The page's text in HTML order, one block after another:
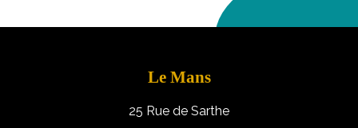
Le Mans
25 Rue de Sarthe